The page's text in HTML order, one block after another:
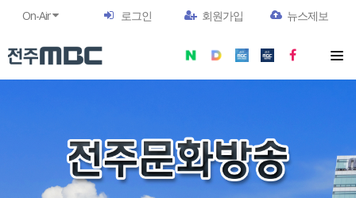
On-Air 로그인 회원가입 뉴스제보